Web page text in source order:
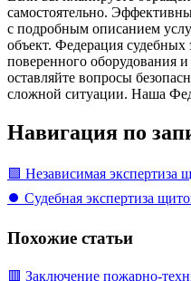
самостоятельно.
с подробным описанием
объект. Федерация судебных
поверенного оборудования
оставляйте вопросы
сложной ситуации. Наша
Навигация по
🟩 Независимая экспертиза
⏺️ Судебная экспертиза
Похожие статьи
🟥 Заключение пожарно-